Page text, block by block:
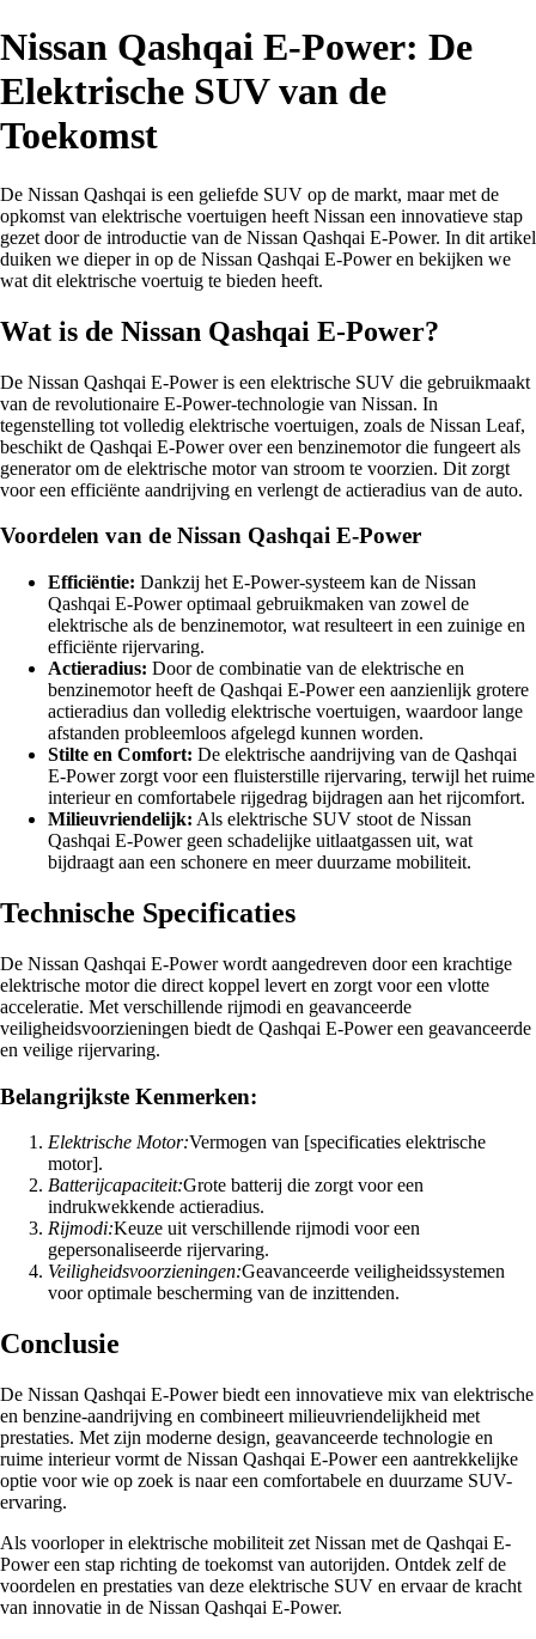
Nissan Qashqai E-Power: De
Elektrische SUV van de
Toekomst
De Nissan Qashqai is een geliefde SUV op de markt, maar met de
opkomst van elektrische voertuigen heeft Nissan een innovatieve stap
gezet door de introductie van de Nissan Qashqai E-Power. In dit artikel
duiken we dieper in op de Nissan Qashqai E-Power en bekijken we
wat dit elektrische voertuig te bieden heeft.
Wat is de Nissan Qashqai E-Power?
De Nissan Qashqai E-Power is een elektrische SUV die gebruikmaakt
van de revolutionaire E-Power-technologie van Nissan. In
tegenstelling tot volledig elektrische voertuigen, zoals de Nissan Leaf,
beschikt de Qashqai E-Power over een benzinemotor die fungeert als
generator om de elektrische motor van stroom te voorzien. Dit zorgt
voor een efficiënte aandrijving en verlengt de actieradius van de auto.
Voordelen van de Nissan Qashqai E-Power
Efficiëntie: Dankzij het E-Power-systeem kan de Nissan
Qashqai E-Power optimaal gebruikmaken van zowel de
elektrische als de benzinemotor, wat resulteert in een zuinige en
efficiënte rijervaring.
Actieradius: Door de combinatie van de elektrische en
benzinemotor heeft de Qashqai E-Power een aanzienlijk grotere
actieradius dan volledig elektrische voertuigen, waardoor lange
afstanden probleemloos afgelegd kunnen worden.
Stilte en Comfort: De elektrische aandrijving van de Qashqai
E-Power zorgt voor een fluisterstille rijervaring, terwijl het ruime
interieur en comfortabele rijgedrag bijdragen aan het rijcomfort.
Milieuvriendelijk: Als elektrische SUV stoot de Nissan
Qashqai E-Power geen schadelijke uitlaatgassen uit, wat
bijdraagt aan een schonere en meer duurzame mobiliteit.
Technische Specificaties
De Nissan Qashqai E-Power wordt aangedreven door een krachtige
elektrische motor die direct koppel levert en zorgt voor een vlotte
acceleratie. Met verschillende rijmodi en geavanceerde
veiligheidsvoorzieningen biedt de Qashqai E-Power een geavanceerde
en veilige rijervaring.
Belangrijkste Kenmerken:
Elektrische Motor:Vermogen van [specificaties elektrische
motor].
Batterijcapaciteit:Grote batterij die zorgt voor een
indrukwekkende actieradius.
Rijmodi:Keuze uit verschillende rijmodi voor een
gepersonaliseerde rijervaring.
Veiligheidsvoorzieningen:Geavanceerde veiligheidssystemen
voor optimale bescherming van de inzittenden.
Conclusie
De Nissan Qashqai E-Power biedt een innovatieve mix van elektrische
en benzine-aandrijving en combineert milieuvriendelijkheid met
prestaties. Met zijn moderne design, geavanceerde technologie en
ruime interieur vormt de Nissan Qashqai E-Power een aantrekkelijke
optie voor wie op zoek is naar een comfortabele en duurzame SUV-
ervaring.
Als voorloper in elektrische mobiliteit zet Nissan met de Qashqai E-
Power een stap richting de toekomst van autorijden. Ontdek zelf de
voordelen en prestaties van deze elektrische SUV en ervaar de kracht
van innovatie in de Nissan Qashqai E-Power.